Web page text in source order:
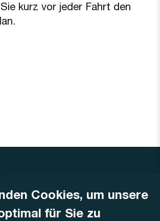
Cookies, um unsere
für Sie zu
kurz vor jeder Fahrt den
48